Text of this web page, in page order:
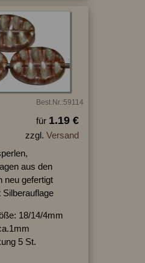
Best.Nr.:59114
für 1.19 €
zzgl. Versand
aus den
neu gefertigt
18/14/4mm
5 St.